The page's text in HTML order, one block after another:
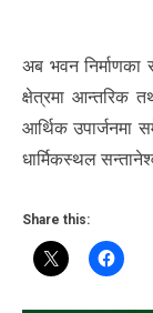
अब भवन निर्माणका
क्षेत्रमा आन्तरिक
आर्थिक उपार्जनमा
धार्मिकस्थल
Share this: